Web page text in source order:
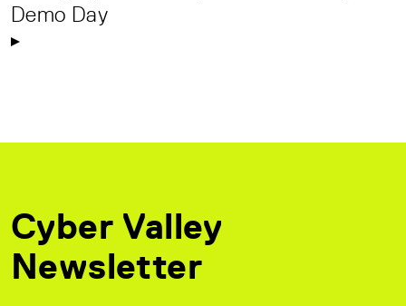
Demo Day
Cyber Valley
Newsletter